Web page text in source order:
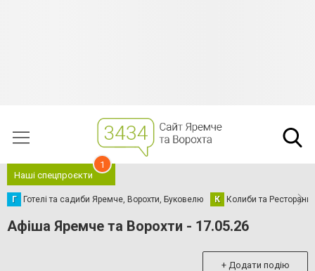
Наші спецпроєкти
1
Г Готелі та садиби Яремче, Ворохти, Буковелю К Колиби та Ресторани
Афіша Яремче та Ворохти - 17.05.26
+ Додати подію